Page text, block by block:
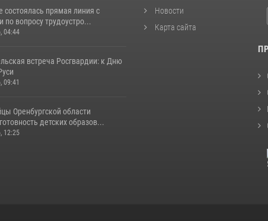
состоялась прямая линия с
по вопросу трудоустро...
04:44
встреча Росгвардии: к Дню
09:41
Оренбургской области
детских образов...
12:25
Новости
Карта сайта